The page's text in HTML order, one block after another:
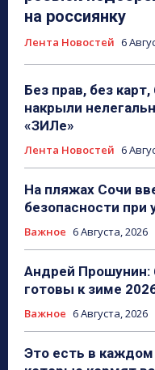
на россиянку
Лента Новостей 6
Без прав, без
накрыли
«ЗИЛе»
Лента Новостей 6
На пляжах Сочи
безопасности при
Важное 6 Августа, 2026
Андрей Прошунин:
готовы к зиме
Важное 6 Августа, 2026
Это есть в